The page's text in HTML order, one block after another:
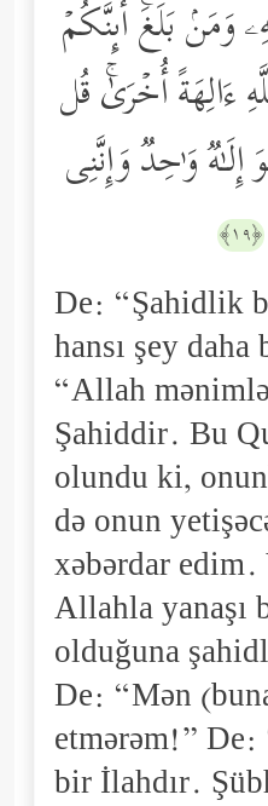
وَمَنۢ بَلَغَۚ أَىِٕنَّكُمۡ
ءَالِهَةً أُخۡرَىٰۚ قُل
وَ ٰ⁠حِدࣱ وَإِنَّنِی
﴿١٩﴾
De: “Şahidlik
hansı şey
“Allah
Şahiddir. Bu
olundu ki,
də onun
xəbərdar
Allahla yanaşı
olduğuna
De: “Mən
etmərəm!”
bir İlahdır.